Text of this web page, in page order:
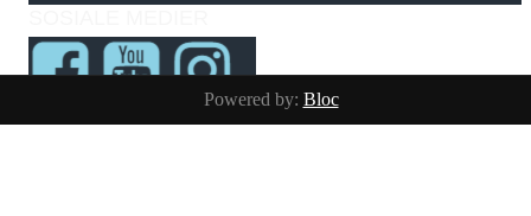
Powered by: Bloc